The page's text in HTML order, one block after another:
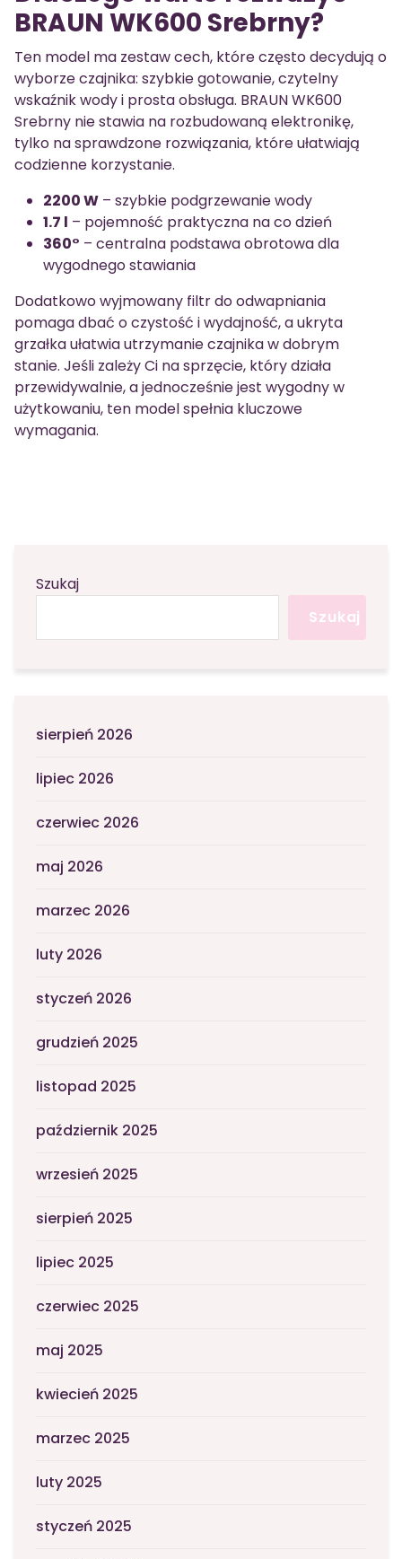
BRAUN WK600 Srebrny?
Ten model ma zestaw cech, które często decydują o
wyborze czajnika: szybkie gotowanie, czytelny
wskaźnik wody i prosta obsługa. BRAUN WK600
Srebrny nie stawia na rozbudowaną elektronikę,
tylko na sprawdzone rozwiązania, które ułatwiają
codzienne korzystanie.
2200 W – szybkie podgrzewanie wody
1.7 l – pojemność praktyczna na co dzień
360° – centralna podstawa obrotowa dla
wygodnego stawiania
Dodatkowo wyjmowany filtr do odwapniania
pomaga dbać o czystość i wydajność, a ukryta
grzałka ułatwia utrzymanie czajnika w dobrym
stanie. Jeśli zależy Ci na sprzęcie, który działa
przewidywalnie, a jednocześnie jest wygodny w
użytkowaniu, ten model spełnia kluczowe
wymagania.
Szukaj
Szukaj
sierpień 2026
lipiec 2026
czerwiec 2026
maj 2026
marzec 2026
luty 2026
styczeń 2026
grudzień 2025
listopad 2025
październik 2025
wrzesień 2025
sierpień 2025
lipiec 2025
czerwiec 2025
maj 2025
kwiecień 2025
marzec 2025
luty 2025
styczeń 2025